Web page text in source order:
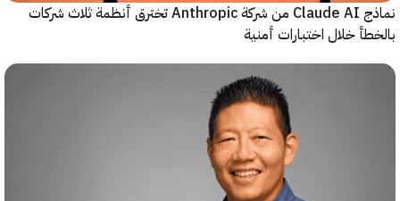
نماذج Claude AI من شركة Anthropic تخترق أنظمة ثلاث شركات
خلال اختبارات أمنية